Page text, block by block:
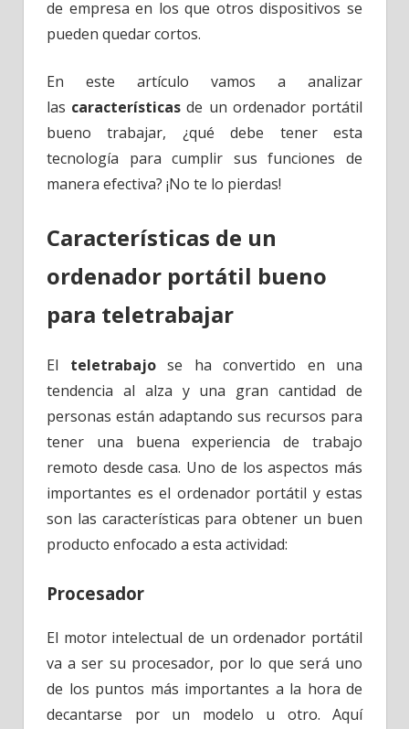
de empresa en los que otros dispositivos se
pueden quedar cortos.
En este artículo vamos a analizar
las características de un ordenador portátil
bueno trabajar, ¿qué debe tener esta
tecnología para cumplir sus funciones de
manera efectiva? ¡No te lo pierdas!
Características de un
ordenador portátil bueno
para teletrabajar
El teletrabajo se ha convertido en una
tendencia al alza y una gran cantidad de
personas están adaptando sus recursos para
tener una buena experiencia de trabajo
remoto desde casa. Uno de los aspectos más
importantes es el ordenador portátil y estas
son las características para obtener un buen
producto enfocado a esta actividad:
Procesador
El motor intelectual de un ordenador portátil
va a ser su procesador, por lo que será uno
de los puntos más importantes a la hora de
decantarse por un modelo u otro. Aquí